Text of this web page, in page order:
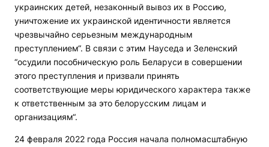
украинских детей, незаконный вывоз их в Россию,
уничтожение их украинской идентичности является
чрезвычайно серьезным международным
преступлением“. В связи с этим Науседа и Зеленский
“осудили пособническую роль Беларуси в совершении
этого преступления и призвали принять
соответствующие меры юридического характера также
к ответственным за это белорусским лицам и
организациям“.
24 февраля 2022 года Россия начала полномасштабную